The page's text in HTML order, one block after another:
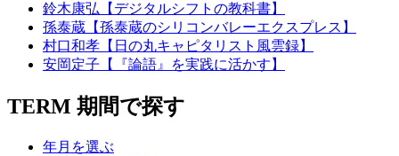
鈴木康弘【デジタルシフトの教科書】
孫泰蔵【孫泰蔵のシリコンバレーエクスプレス】
村口和孝【日の丸キャピタリスト風雲録】
安岡定子【『論語』を実践に活かす】
TERM 期間で探す
年月を選ぶ